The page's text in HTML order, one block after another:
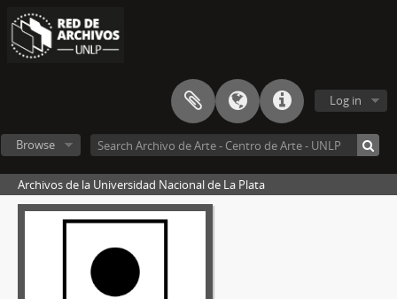
Log in
Browse
Archivos de la Universidad Nacional de La Plata